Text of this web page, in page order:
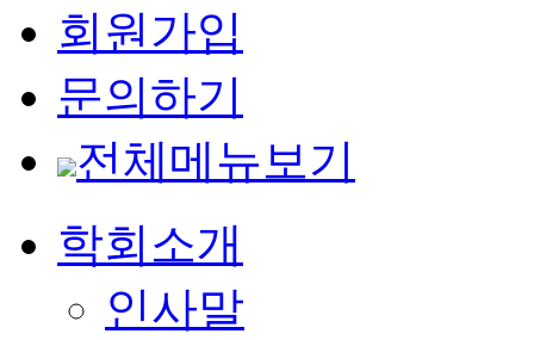
회원가입
문의하기
전체메뉴보기
학회소개
인사말